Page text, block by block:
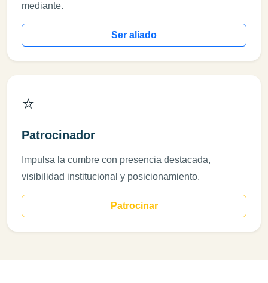
mediante.
Ser aliado
⭐
Patrocinador
Impulsa la cumbre con presencia destacada,
visibilidad institucional y posicionamiento.
Patrocinar